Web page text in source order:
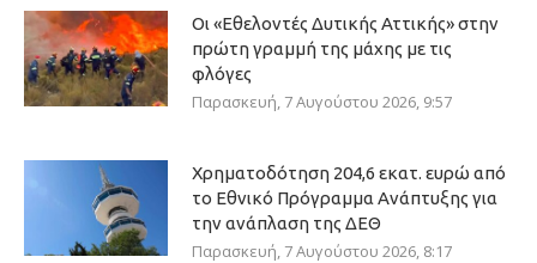
Οι «Εθελοντές Δυτικής Αττικής» στην
πρώτη γραμμή της μάχης με τις
φλόγες
Παρασκευή, 7 Αυγούστου 2026, 9:57
Χρηματοδότηση 204,6 εκατ. ευρώ από
το Εθνικό Πρόγραμμα Ανάπτυξης για
την ανάπλαση της ΔΕΘ
Παρασκευή, 7 Αυγούστου 2026, 8:17